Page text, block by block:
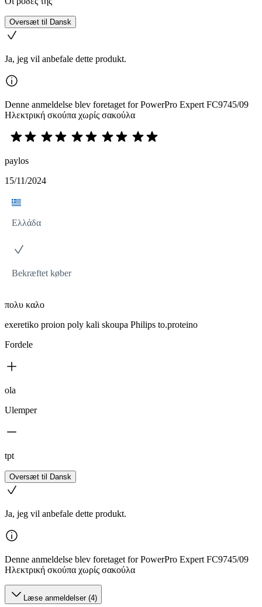
Oversæt til Dansk
Ja, jeg vil anbefale dette produkt.
Denne anmeldelse blev foretaget for PowerPro Expert FC9745/09
Ηλεκτρική σκούπα χωρίς σακούλα
paylos
15/11/2024
Ελλάδα
Bekræftet køber
πολυ καλο
exeretiko proion poly kali skoupa Philips to.proteino
Fordele
ola
Ulemper
tpt
Oversæt til Dansk
Ja, jeg vil anbefale dette produkt.
Denne anmeldelse blev foretaget for PowerPro Expert FC9745/09
Ηλεκτρική σκούπα χωρίς σακούλα
Læse anmeldelser (4)